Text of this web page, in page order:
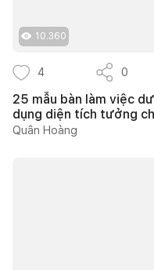
10.360
4 0
25 mẫu bàn làm việc
dụng diện tích tưởng
Quân Hoàng